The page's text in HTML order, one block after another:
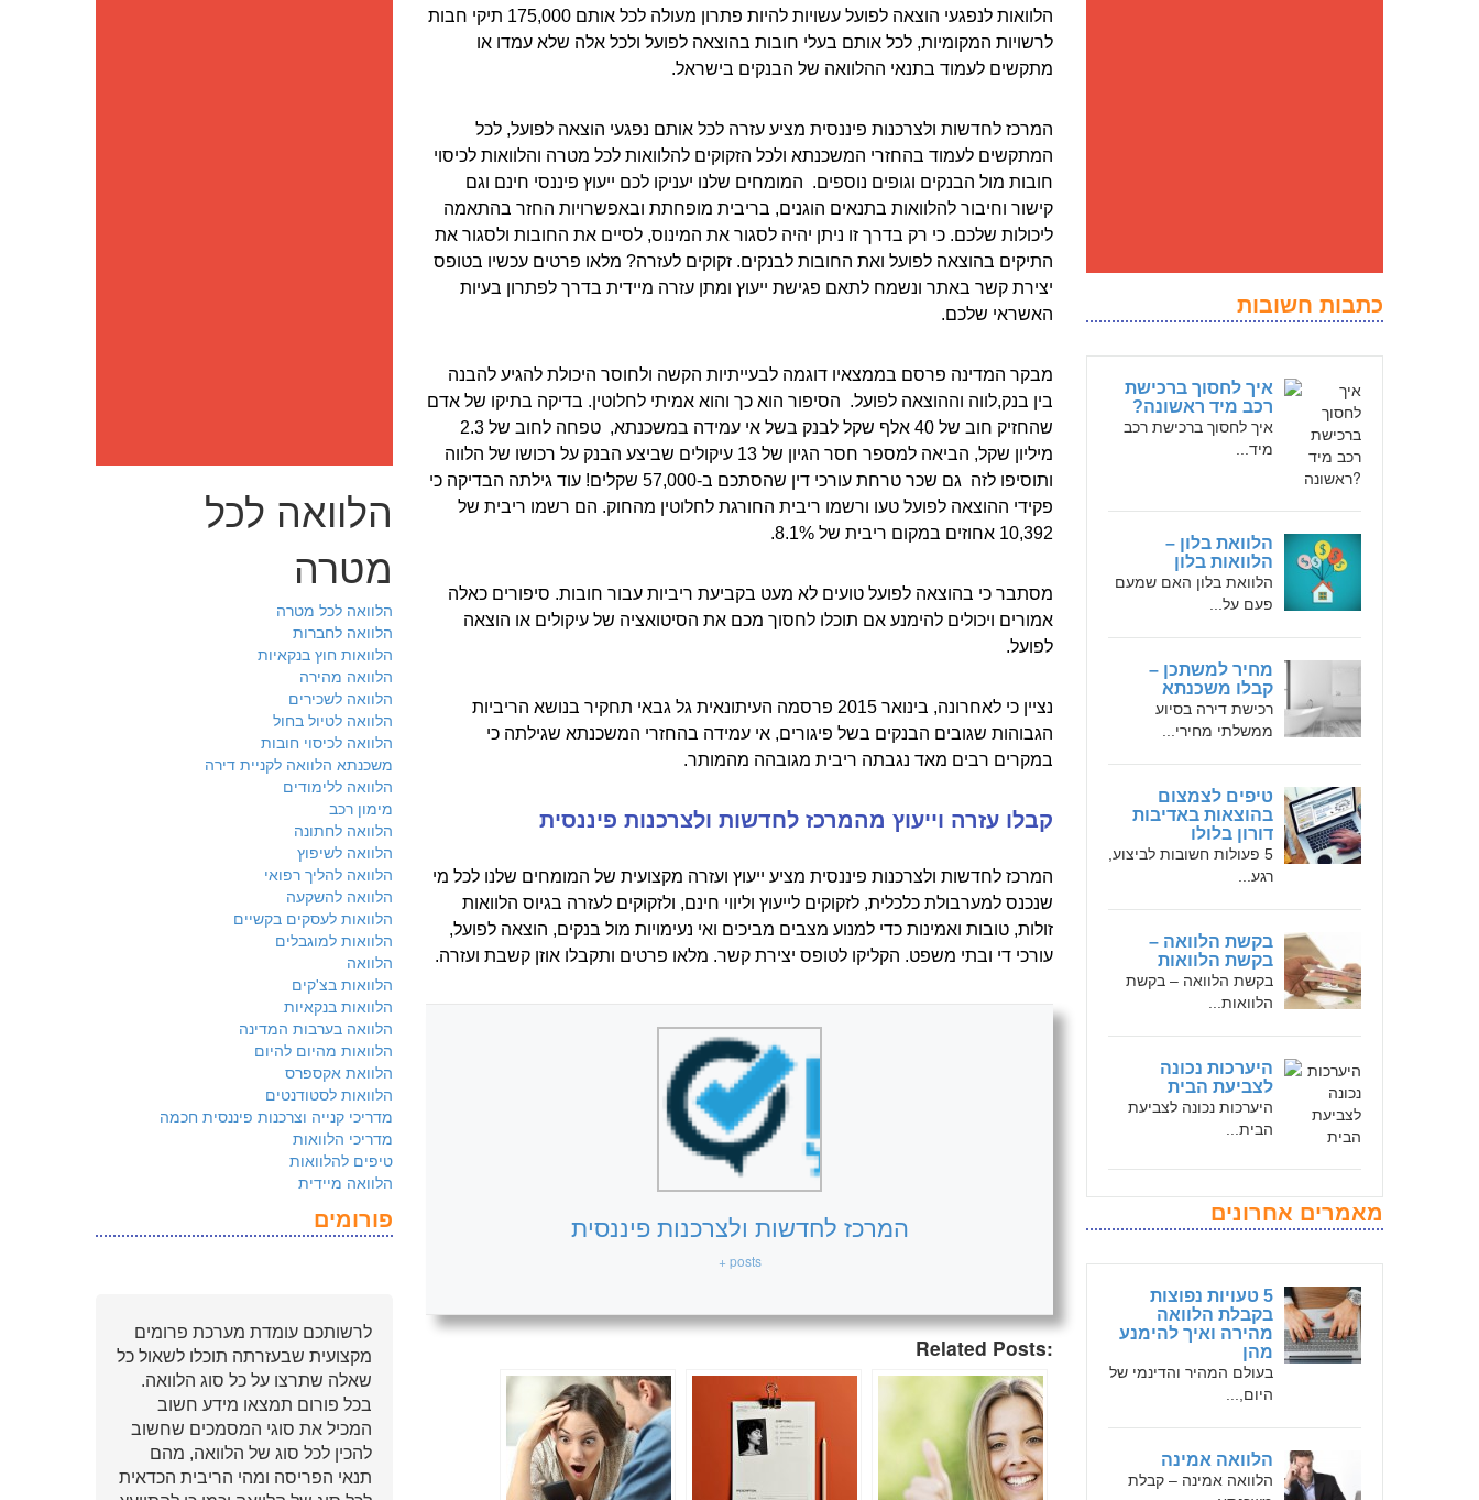
כתבות חשובות
איך לחסוך ברכישת
רכב מיד ראשונה?
איך לחסוך ברכישת רכב
מיד...
הלוואת בלון –
הלוואות בלון
הלוואת בלון האם שמעם
פעם על...
מחיר למשתכן –
קבלו משכנתא
רכישת דירה בסיוע
ממשלתי מחירי...
טיפים לצמצום
בהוצאות באדיבות
דורון בלולו
5 פעולות חשובות לביצוע,
רגע...
בקשת הלוואה –
בקשת הלוואות
בקשת הלוואה – בקשת
הלוואות...
היערכות נכונה
לצביעת הבית
היערכות נכונה לצביעת
הבית...
מאמרים אחרונים
5 טעויות נפוצות
בקבלת הלוואה
מהירה ואיך להימנע
מהן
בעולם המהיר והדינמי של
היום,...
הלוואה אמינה
הלוואה אמינה – קבלת
הלוואות לנפגעי הוצאה לפועל עשויות להיות פתרון מעולה לכל אותם 175,000 תיקי חבות
לרשויות המקומיות, לכל אותם בעלי חובות בהוצאה לפועל ולכל אלה שלא עמדו או
מתקשים לעמוד בתנאי ההלוואה של הבנקים בישראל.
המרכז לחדשות ולצרכנות פיננסית מציע עזרה לכל אותם נפגעי הוצאה לפועל, לכל
המתקשים לעמוד בהחזרי המשכנתא ולכל הזקוקים להלוואות לכל מטרה והלוואות לכיסוי
חובות מול הבנקים וגופים נוספים. המומחים שלנו יעניקו לכם ייעוץ פיננסי חינם וגם
קישור וחיבור להלוואות בתנאים הוגנים, בריבית מופחתת ובאפשרויות החזר בהתאמה
ליכולות שלכם. כי רק בדרך זו ניתן יהיה לסגור את המינוס, לסיים את החובות ולסגור את
התיקים בהוצאה לפועל ואת החובות לבנקים. זקוקים לעזרה? מלאו פרטים עכשיו בטופס
יצירת קשר באתר ונשמח לתאם פגישת ייעוץ ומתן עזרה מיידית בדרך לפתרון בעיות
האשראי שלכם.
מבקר המדינה פרסם בממצאיו דוגמה לבעייתיות הקשה ולחוסר היכולת להגיע להבנה
בין בנק,לווה וההוצאה לפועל. הסיפור הוא כך והוא אמיתי לחלוטין. בדיקה בתיקו של אדם
שהחזיק חוב של 40 אלף שקל לבנק בשל אי עמידה במשכנתא, טפחה לחוב של 2.3
מיליון שקל, הביאה למספר חסר הגיון של 13 עיקולים שביצע הבנק על רכושו של הלווה
ותוסיפו לזה גם שכר טרחת עורכי דין שהסתכם ב-57,000 שקלים! עוד גילתה הבדיקה כי
פקידי ההוצאה לפועל טעו ורשמו ריבית החורגת לחלוטין מהחוק. הם רשמו ריבית של
10,392 אחוזים במקום ריבית של 8.1%.
מסתבר כי בהוצאה לפועל טועים לא מעט בקביעת ריביות עבור חובות. סיפורים כאלה
אמורים ויכולים להימנע אם תוכלו לחסוך מכם את הסיטואציה של עיקולים או הוצאה
לפועל.
נציין כי לאחרונה, בינואר 2015 פרסמה העיתונאית גל גבאי תחקיר בנושא הריביות
הגבוהות שגובים הבנקים בשל פיגורים, אי עמידה בהחזרי המשכנתא שגילתה כי
במקרים רבים מאד נגבתה ריבית מגובהה מהמותר.
קבלו עזרה וייעוץ מהמרכז לחדשות ולצרכנות פיננסית
המרכז לחדשות ולצרכנות פיננסית מציע ייעוץ ועזרה מקצועית של המומחים שלנו לכל מי
שנכנס למערבולת כלכלית, לזקוקים לייעוץ וליווי חינם, ולזקוקים לעזרה בגיוס הלוואות
זולות, טובות ואמינות כדי למנוע מצבים מביכים ואי נעימויות מול בנקים, הוצאה לפועל,
עורכי די ובתי משפט. הקליקו לטופס יצירת קשר. מלאו פרטים ותקבלו אוזן קשבת ועזרה.
המרכז לחדשות ולצרכנות פיננסית
+ posts
Related Posts:
הלוואה לכל
מטרה
הלוואה לכל מטרה
הלוואה לחברות
הלוואות חוץ בנקאיות
הלוואה מהירה
הלוואה לשכירים
הלוואה לטיול בחול
הלוואה לכיסוי חובות
משכנתא הלוואה לקניית דירה
הלוואה ללימודים
מימון רכב
הלוואה לחתונה
הלוואה לשיפוץ
הלוואה להליך רפואי
הלוואה להשקעה
הלוואות לעסקים בקשיים
הלוואות למוגבלים
הלוואה
הלוואות בצ'קים
הלוואות בנקאיות
הלוואה בערבות המדינה
הלוואות מהיום להיום
הלוואת אקספרס
הלוואות לסטודנטים
מדריכי קנייה וצרכנות פיננסית חכמה
מדריכי הלוואות
טיפים להלוואות
הלוואה מיידית
פורומים
לרשותכם עומדת מערכת פרומים
מקצועית שבעזרתה תוכלו לשאול כל
שאלה שתרצו על כל סוג הלוואה.
בכל פורום תמצאו מידע חשוב
המכיל את סוגי המסמכים שחשוב
להכין לכל סוג של הלוואה, מהם
תנאי הפריסה ומהי הריבית הכדאית